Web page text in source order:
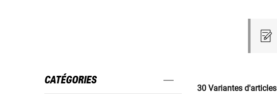
CATÉGORIES
30 Variantes d'articles